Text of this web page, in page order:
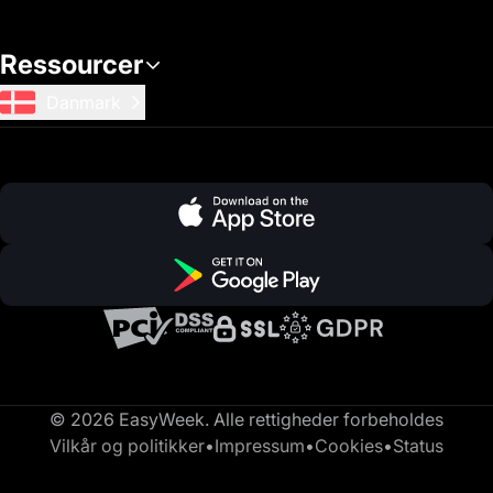
Ressourcer
© 2026 EasyWeek. Alle rettigheder forbeholdes
Vilkår og politikker•Impressum•Cookies•Status